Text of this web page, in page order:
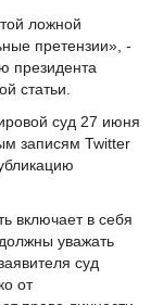
ложной
претензии», -
президента
статьи.
суд 27 июня
записям Twitter
включает в себя
уважать
суд
от